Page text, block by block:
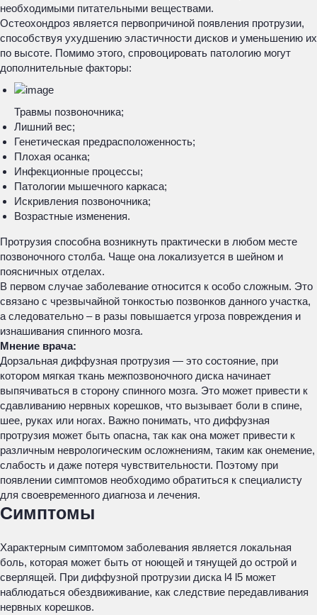
необходимыми питательными веществами.
Остеохондроз является первопричиной появления протрузии,
способствуя ухудшению эластичности дисков и уменьшению их
по высоте. Помимо этого, спровоцировать патологию могут
дополнительные факторы:
Травмы позвоночника;
Лишний вес;
Генетическая предрасположенность;
Плохая осанка;
Инфекционные процессы;
Патологии мышечного каркаса;
Искривления позвоночника;
Возрастные изменения.
Протрузия способна возникнуть практически в любом месте
позвоночного столба. Чаще она локализуется в шейном и
поясничных отделах.
В первом случае заболевание относится к особо сложным. Это
связано с чрезвычайной тонкостью позвонков данного участка,
а следовательно – в разы повышается угроза повреждения и
изнашивания спинного мозга.
Мнение врача:
Дорзальная диффузная протрузия — это состояние, при
котором мягкая ткань межпозвоночного диска начинает
выпячиваться в сторону спинного мозга. Это может привести к
сдавливанию нервных корешков, что вызывает боли в спине,
шее, руках или ногах. Важно понимать, что диффузная
протрузия может быть опасна, так как она может привести к
различным неврологическим осложнениям, таким как онемение,
слабость и даже потеря чувствительности. Поэтому при
появлении симптомов необходимо обратиться к специалисту
для своевременного диагноза и лечения.
Симптомы
Характерным симптомом заболевания является локальная
боль, которая может быть от ноющей и тянущей до острой и
сверлящей. При диффузной протрузии диска l4 l5 может
наблюдаться обездвиживание, как следствие передавливания
нервных корешков.